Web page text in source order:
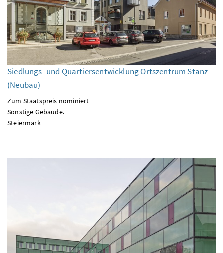
Siedlungs- und Quartiersentwicklung Ortszentrum Stanz
(Neubau)
Zum Staatspreis nominiert
Sonstige Gebäude.
Steiermark